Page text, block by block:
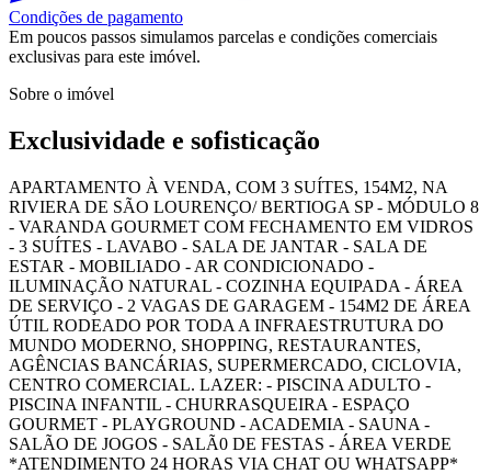
Condições de pagamento
Em poucos passos simulamos parcelas e condições comerciais
exclusivas para este imóvel.
Sobre o imóvel
Exclusividade e sofisticação
APARTAMENTO À VENDA, COM 3 SUÍTES, 154M2, NA
RIVIERA DE SÃO LOURENÇO/ BERTIOGA SP - MÓDULO 8
- VARANDA GOURMET COM FECHAMENTO EM VIDROS
- 3 SUÍTES - LAVABO - SALA DE JANTAR - SALA DE
ESTAR - MOBILIADO - AR CONDICIONADO -
ILUMINAÇÃO NATURAL - COZINHA EQUIPADA - ÁREA
DE SERVIÇO - 2 VAGAS DE GARAGEM - 154M2 DE ÁREA
ÚTIL RODEADO POR TODA A INFRAESTRUTURA DO
MUNDO MODERNO, SHOPPING, RESTAURANTES,
AGÊNCIAS BANCÁRIAS, SUPERMERCADO, CICLOVIA,
CENTRO COMERCIAL. LAZER: - PISCINA ADULTO -
PISCINA INFANTIL - CHURRASQUEIRA - ESPAÇO
GOURMET - PLAYGROUND - ACADEMIA - SAUNA -
SALÃO DE JOGOS - SALÃ0 DE FESTAS - ÁREA VERDE
*ATENDIMENTO 24 HORAS VIA CHAT OU WHATSAPP*